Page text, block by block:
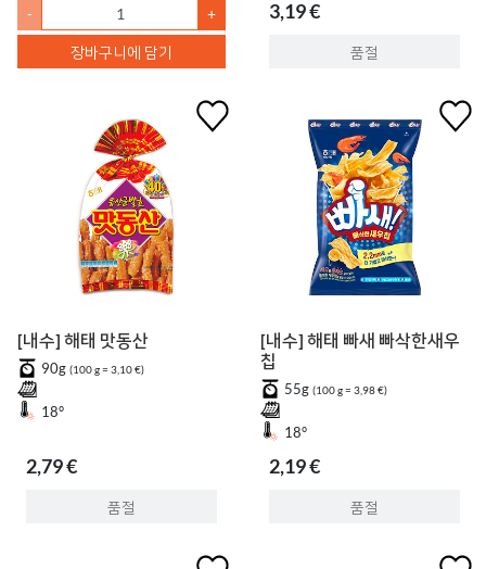
- +
장바구니에 담기
3,19 €
품절
[내수] 해태 맛동산
90g (100 g = 3,10 €)
18°
2,79 €
품절
[내수] 해태 빠새 빠삭한새우
칩
55g (100 g = 3,98 €)
18°
2,19 €
품절